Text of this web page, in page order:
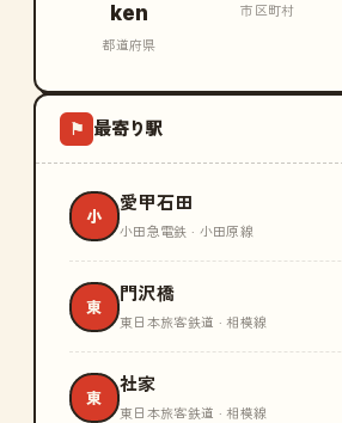
ken
都道府県
市区町村
⚑ 最寄り駅
小
愛甲石田
小田急電鉄 · 小田原線
東
門沢橋
東日本旅客鉄道 · 相模線
東
社家
東日本旅客鉄道 · 相模線